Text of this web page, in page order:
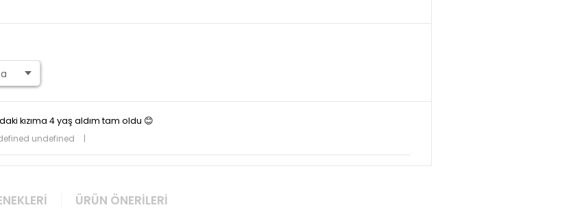
kızıma 4 yaş aldım tam oldu 😊
undefined |
ÜRÜN ÖNERILERI